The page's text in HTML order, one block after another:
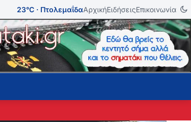
23°C · ΠτολεμαΐδαΑρχικήΕιδήσειςΕπικοινωνία